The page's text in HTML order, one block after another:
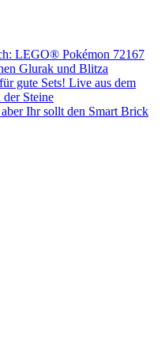
LEGO® Pokémon 72167
Glurak und Blitza
gute Sets! Live aus dem
Steine
Ihr sollt den Smart Brick